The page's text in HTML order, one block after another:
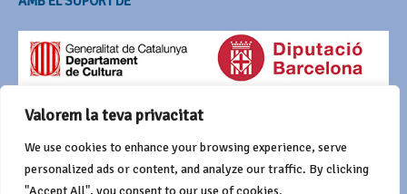
Valorem la teva privacitat
We use cookies to enhance your browsing experience, serve
personalized ads or content, and analyze our traffic. By clicking
"Accept All", you consent to our use of cookies.